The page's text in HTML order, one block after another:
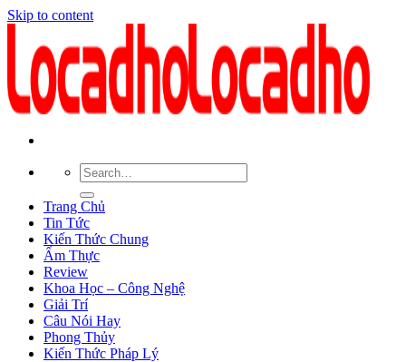
Skip to content
Trang Chủ
Tin Tức
Kiến Thức Chung
Ẩm Thực
Review
Khoa Học – Công Nghệ
Giải Trí
Câu Nói Hay
Phong Thủy
Kiến Thức Pháp Lý